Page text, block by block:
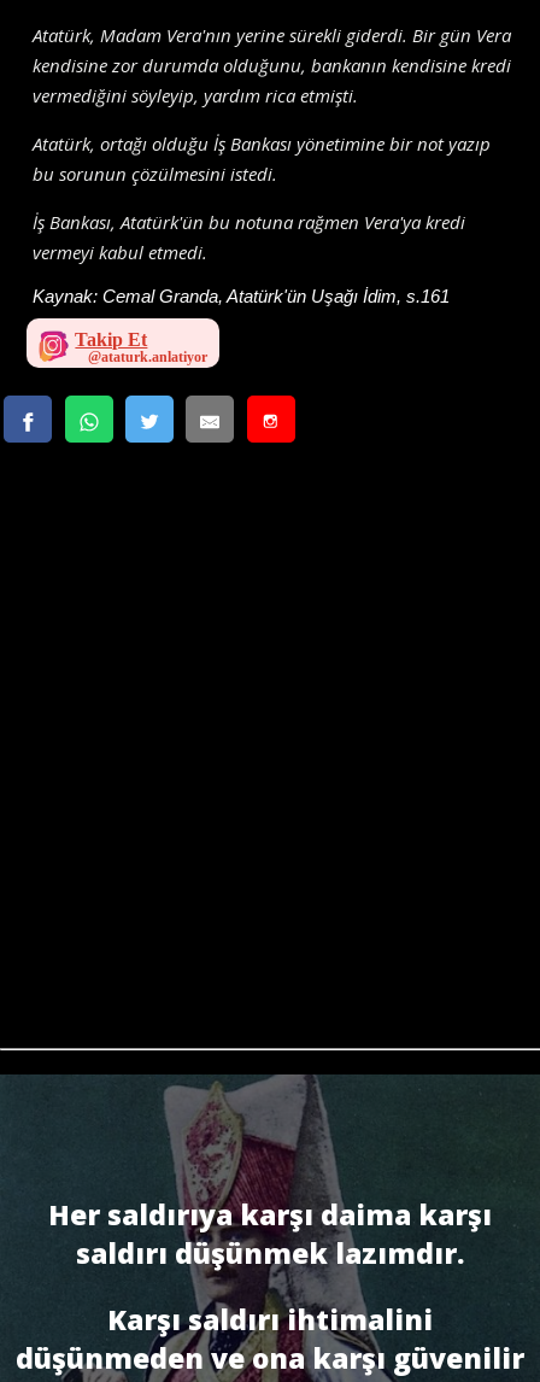
Atatürk, Madam Vera'nın yerine sürekli giderdi. Bir gün Vera
kendisine zor durumda olduğunu, bankanın kendisine kredi
vermediğini söyleyip, yardım rica etmişti.
Atatürk, ortağı olduğu İş Bankası yönetimine bir not yazıp
bu sorunun çözülmesini istedi.
İş Bankası, Atatürk'ün bu notuna rağmen Vera'ya kredi
vermeyi kabul etmedi.
Kaynak:Cemal Granda, Atatürk'ün Uşağı İdim, s.161
Takip Et
Her saldırıya karşı daima karşı
saldırı düşünmek lazımdır.
Karşı saldırı ihtimalini
düşünmeden ve ona karşı güvenilir